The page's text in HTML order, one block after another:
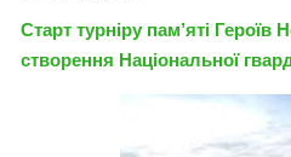
Старт турніру пам’яті Героїв
створення Національної